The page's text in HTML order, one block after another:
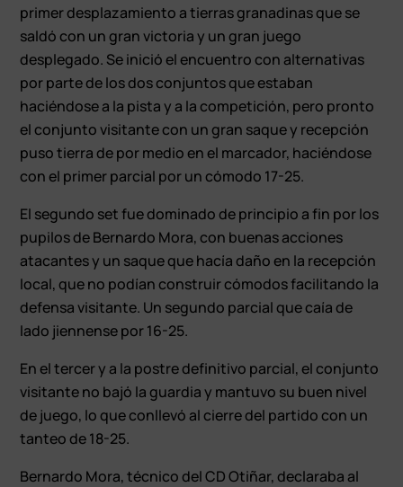
primer desplazamiento a tierras granadinas que se
saldó con un gran victoria y un gran juego
desplegado. Se inició el encuentro con alternativas
por parte de los dos conjuntos que estaban
haciéndose a la pista y a la competición, pero pronto
el conjunto visitante con un gran saque y recepción
puso tierra de por medio en el marcador, haciéndose
con el primer parcial por un cómodo 17-25.
El segundo set fue dominado de principio a fin por los
pupilos de Bernardo Mora, con buenas acciones
atacantes y un saque que hacía daño en la recepción
local, que no podían construir cómodos facilitando la
defensa visitante. Un segundo parcial que caía de
lado jiennense por 16-25.
En el tercer y a la postre definitivo parcial, el conjunto
visitante no bajó la guardia y mantuvo su buen nivel
de juego, lo que conllevó al cierre del partido con un
tanteo de 18-25.
Bernardo Mora, técnico del CD Otiñar, declaraba al